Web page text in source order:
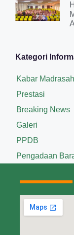
Kategori
Kabar Madrasah
Prestasi
Breaking News
Galeri
PPDB
Pengadaan